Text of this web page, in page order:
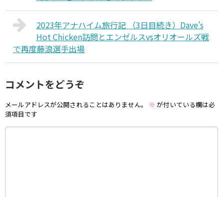
2023年アナハイム旅行記 （3日目続き）Dave's
Hot Chicken訪問とエンゼルスvsオリオールズ戦
で再度藤浪選手出場
コメントをどうぞ
メールアドレスが公開されることはありません。 ※ が付いている欄は必
須項目です